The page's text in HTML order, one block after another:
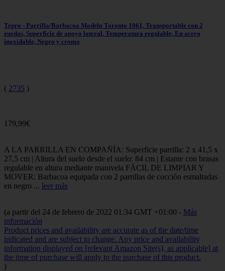
Tepro - Parrilla/Barbacoa Modelo Toronto 1061, Transportable con 2
ruedas, Superficie de apoyo lateral, Temperatura regulable, En acero
inoxidable, Negro y cromo
( 2735 )
179,99€
A LA PARRILLA EN COMPAÑÍA: Superficie parrilla: 2 x 41,5 x
27,5 cm | Altura del suelo desde el suelo: 84 cm | Estante con brasas
regulable en altura mediante manivela FÁCIL DE LIMPIAR Y
MOVER: Barbacoa equipada con 2 parrillas de cocción esmaltadas
en negro ... leer más
(a partir del 24 de febrero de 2022 01:34 GMT +01:00 - Más
información
Product prices and availability are accurate as of the date/time
indicated and are subject to change. Any price and availability
information displayed on [relevant Amazon Site(s), as applicable] at
the time of purchase will apply to the purchase of this product.
)